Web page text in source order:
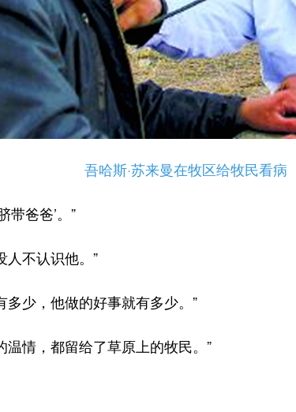
吾哈斯·苏来曼在牧区给牧民看
爸爸’。”
不认识他。”
少，他做的好事就有多少。”
情，都留给了草原上的牧民。”